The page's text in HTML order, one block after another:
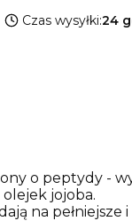
Czas wysyłki:24
o peptydy -
jojoba.
na pełniejsze